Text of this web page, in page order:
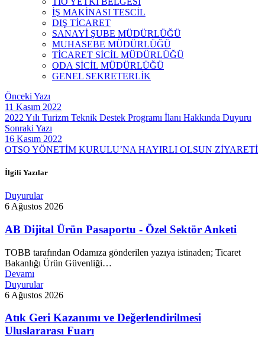
İŞ MAKİNASI TESCİL
DIŞ TİCARET
SANAYİ ŞUBE MÜDÜRLÜĞÜ
MUHASEBE MÜDÜRLÜĞÜ
TİCARET SİCİL MÜDÜRLÜĞÜ
ODA SİCİL MÜDÜRLÜĞÜ
GENEL SEKRETERLİK
Önceki Yazı
11 Kasım 2022
2022 Yılı Turizm Teknik Destek Programı İlanı Hakkında Duyuru
Sonraki Yazı
16 Kasım 2022
OTSO YÖNETİM KURULU’NA HAYIRLI OLSUN ZİYARETİ
İlgili Yazılar
Duyurular
6 Ağustos 2026
AB Dijital Ürün Pasaportu - Özel Sektör Anketi
TOBB tarafından Odamıza gönderilen yazıya istinaden; Ticaret
Bakanlığı Ürün Güvenliği…
Devamı
Duyurular
6 Ağustos 2026
Atık Geri Kazanımı ve Değerlendirilmesi
Uluslararası Fuarı